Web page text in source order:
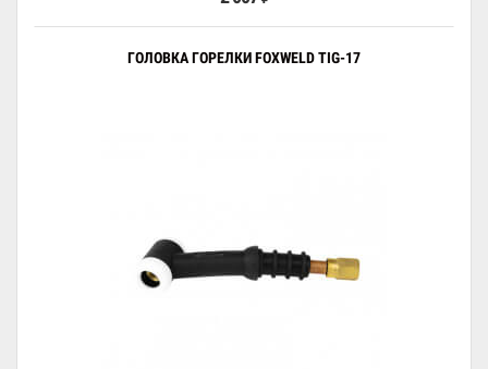
ГОЛОВКА ГОРЕЛКИ FOXWELD TIG-17